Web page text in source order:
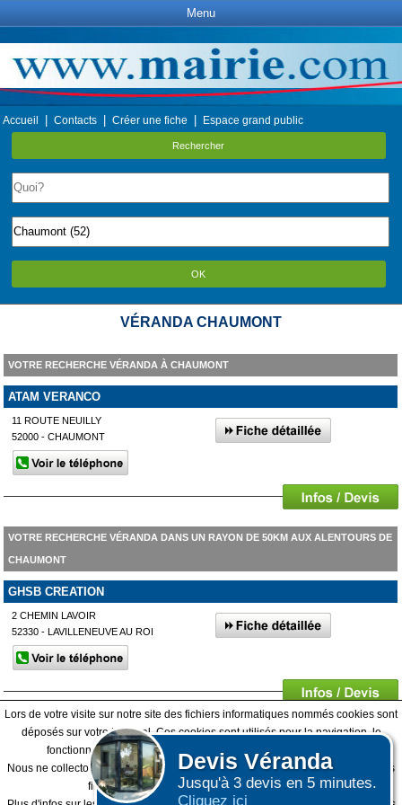
Menu
Accueil Contacts Créer une fiche Espace grand public
Rechercher
OK
VÉRANDA CHAUMONT
Devis Véranda
Jusqu'à 3 devis en 5 minutes.
Cliquez ici
VOTRE RECHERCHE VÉRANDA À CHAUMONT
ATAM VERANCO
11 ROUTE NEUILLY
52000 - CHAUMONT
VOTRE RECHERCHE VÉRANDA DANS UN RAYON DE 50KM AUX ALENTOURS DE
CHAUMONT
GHSB CREATION
2 CHEMIN LAVOIR
52330 - LAVILLENEUVE AU ROI
Lors de votre visite sur notre site des fichiers informatiques nommés cookies sont
déposés sur votre terminal. Ces cookies sont utilisés pour la navigation, le
fonctionnement du site et les mesures d'audience pour l'éditeur.
Nous ne collectons pas vos données personnelles au travers des cookies à des
fins publicitaires ni pour nous ni pour des tiers.